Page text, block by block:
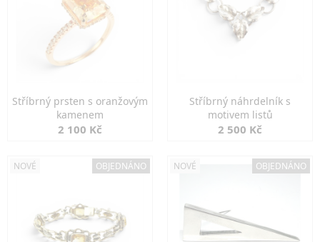
Stříbrný prsten s oranžovým
kamenem
2 100 Kč
Stříbrný náhrdelník s
motivem listů
2 500 Kč
NOVÉ OBJEDNÁNO NOVÉ OBJEDNÁNO